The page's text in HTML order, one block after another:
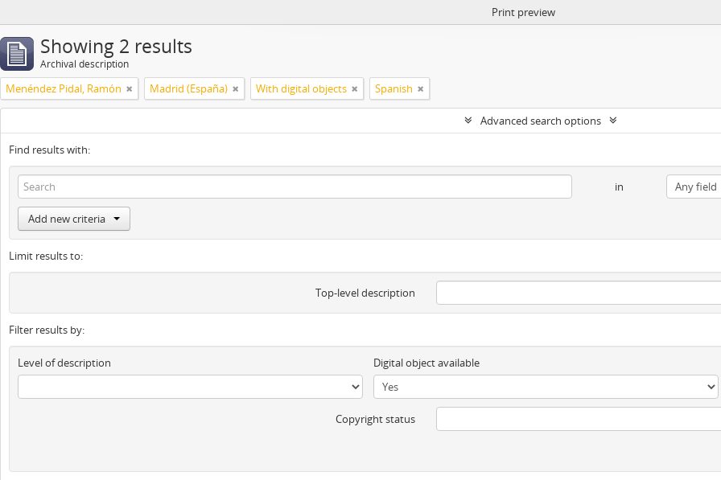
Print preview
Showing 2 results
Archival description
Menéndez Pidal, Ramón Madrid (España) With digital objects Spanish
Advanced search options
Find results with:
in
Add new criteria
Limit results to:
Top-level description
Filter results by:
Level of description Digital object available
Copyright status